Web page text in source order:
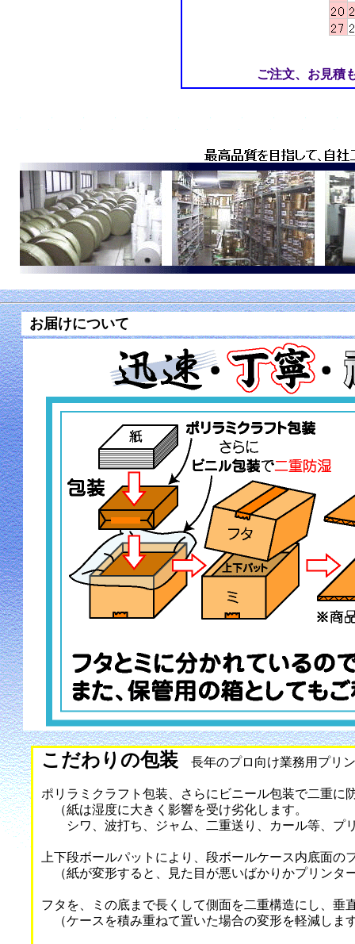
ご注文、お見積
お届けについて
こだわりの包装 長年のプロ向け業務用プリ
ポリラミクラフト包装、さらにビニール包装で二重に
（紙は湿度に大きく影響を受け劣化します。
シワ、波打ち、ジャム、二重送り、カール等、プ
上下段ボールパットにより、段ボールケース内底面
（紙が変形すると、見た目が悪いばかりかプリンタ
フタを、ミの底まで長くして側面を二重構造にし、垂
（ケースを積み重ねて置いた場合の変形を軽減しま